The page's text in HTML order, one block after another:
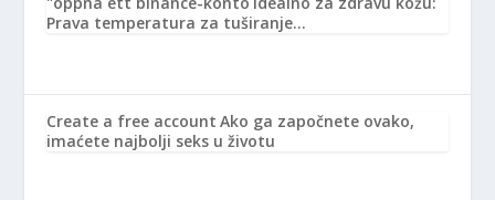
Prava temperatura za tuširanje…
Create a free account Ako ga započnete ovako,
imaćete najbolji seks u životu